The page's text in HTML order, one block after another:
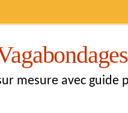
mesure avec